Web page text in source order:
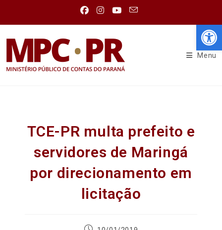
Menu
TCE-PR multa prefeito e
servidores de Maringá
por direcionamento em
licitação